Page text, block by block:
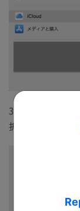
3 ウィンドウが
択してください